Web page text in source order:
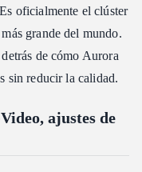
oficialmente el clúster
grande del mundo.
de cómo Aurora
sin reducir la calidad.
ajustes de